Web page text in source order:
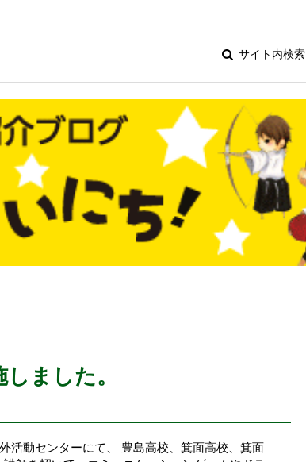
サイト内検索
ました。
活動センターにて、 豊島高校、箕面高校、箕面